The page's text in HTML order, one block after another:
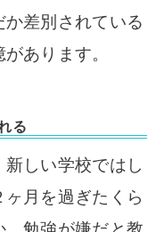
か差別されている
あります。
る
新しい学校ではし
ヶ月を過ぎたくら